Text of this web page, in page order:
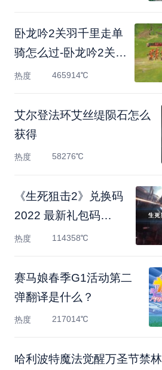
卧龙吟2关羽千里走单
骑怎么过-卧龙吟2关羽
千里
热度 465914℃
艾尔登法环艾丝缇陨石怎么
获得
热度 58276℃
《生死狙击2》兑换码
2022 最新礼包码
cdkey大全
热度 114358℃
赛马娘春季G1活动第二
弹翻译是什么？
热度 217014℃
哈利波特魔法觉醒万圣节禁林